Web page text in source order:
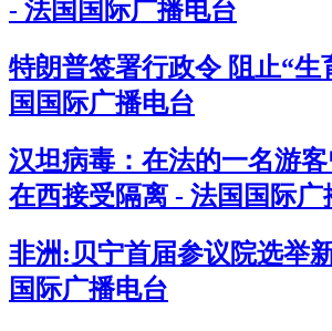
- 法国国际广播电台
特朗普签署行政令 阻止“生
国国际广播电台
汉坦病毒：在法的一名游
在西接受隔离 - 法国国际广
非洲:贝宁首届参议院选举
国际广播电台